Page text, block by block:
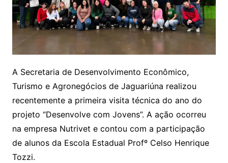
A Secretaria de Desenvolvimento Econômico,
Turismo e Agronegócios de Jaguariúna realizou
recentemente a primeira visita técnica do ano do
projeto “Desenvolve com Jovens”. A ação ocorreu
na empresa Nutrivet e contou com a participação
de alunos da Escola Estadual Profº Celso Henrique
Tozzi.